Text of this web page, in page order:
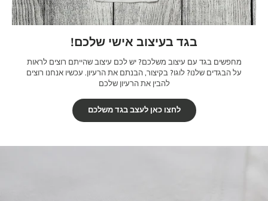
בגד בעיצוב אישי שלכם!
מחפשים בגד עם עיצוב משלכם? יש לכם עיצוב שהייתם רוצים לראות
על הבגדים שלנו? לוגו? בקיצור, הבנתם את הרעיון. עכשיו אנחנו רוצים
להבין את הרעיון שלכם
לחצו כאן לעצב בגד משלכם